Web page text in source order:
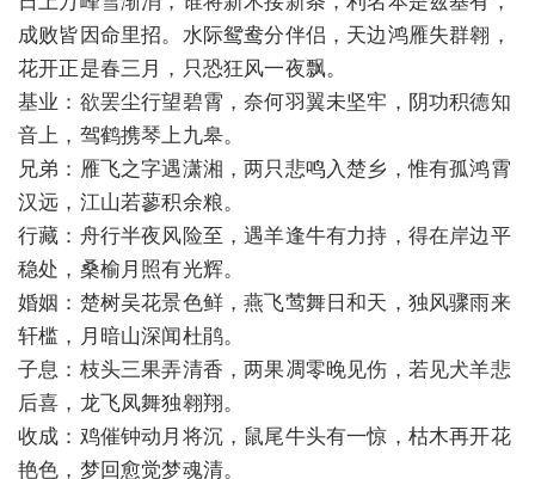
成败皆因命里招。水际鸳鸯分伴侣，天边鸿雁失群翱，
花开正是春三月，只恐狂风一夜飘。
基业：欲罢尘行望碧霄，奈何羽翼未坚牢，阴功积德知
音上，驾鹤携琴上九皋。
兄弟：雁飞之字遇潇湘，两只悲鸣入楚乡，惟有孤鸿霄
汉远，江山若蓼积余粮。
行藏：舟行半夜风险至，遇羊逢牛有力持，得在岸边平
稳处，桑榆月照有光辉。
婚姻：楚树吴花景色鲜，燕飞莺舞日和天，独风骤雨来
轩槛，月暗山深闻杜鹃。
子息：枝头三果弄清香，两果凋零晚见伤，若见犬羊悲
后喜，龙飞凤舞独翱翔。
收成：鸡催钟动月将沉，鼠尾牛头有一惊，枯木再开花
艳色，梦回愈觉梦魂清。